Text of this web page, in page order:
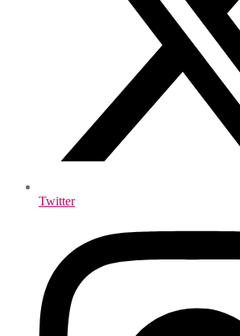
Twitter